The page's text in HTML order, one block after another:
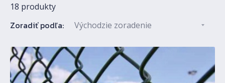
18 produkty
Zoradiť podľa: